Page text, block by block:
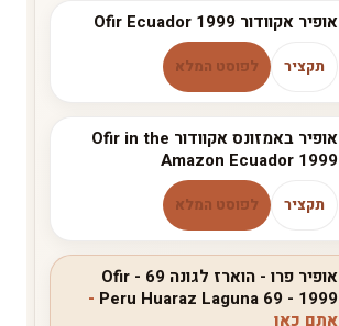
אופיר אקוודור Ofir Ecuador 1999
תקציר לפוסט המלא
אופיר באמזונס אקוודור Ofir in the
Amazon Ecuador 1999
תקציר לפוסט המלא
אופיר פרו - הוארז לגונה 69 - Ofir
Peru Huaraz Laguna 69 - 1999